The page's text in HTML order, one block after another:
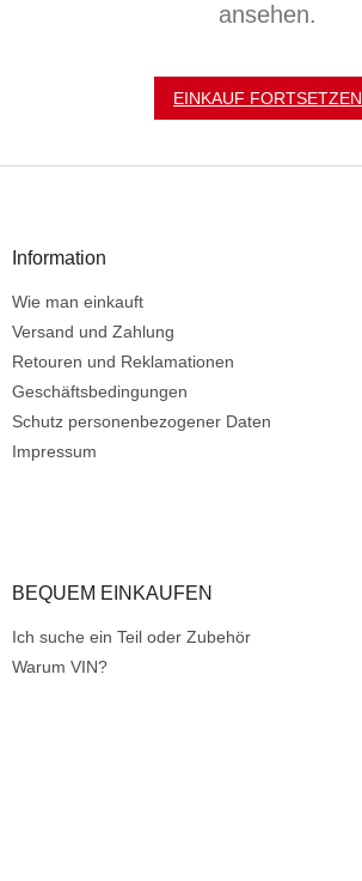
ansehen.
EINKAUF FORTSETZEN
Information
Wie man einkauft
Versand und Zahlung
Retouren und Reklamationen
Geschäftsbedingungen
Schutz personenbezogener Daten
Impressum
BEQUEM EINKAUFEN
Ich suche ein Teil oder Zubehör
Warum VIN?